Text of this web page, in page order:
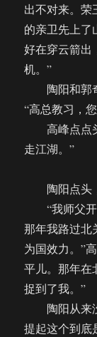
出不对来。荣
的亲卫先上了
好在穿云箭出
机。”
陶阳和郭奇
“高总教习，
高峰点点头
走江湖。”
陶阳点头，
“我师父开
那年我路过北
为国效力。”
平儿。那年在
捉到了我。”
陶阳从来没
提起这个到底